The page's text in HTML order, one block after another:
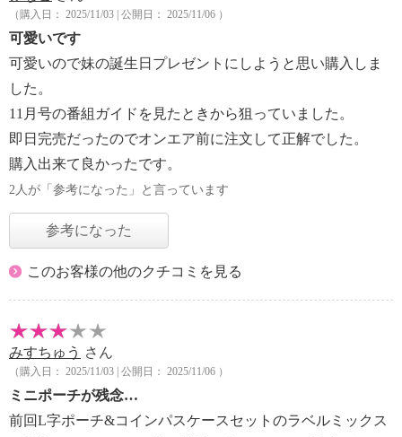
（購入日： 2025/11/03 | 公開日： 2025/11/06 ）
可愛いです
可愛いので妹の誕生日プレゼントにしようと思い購入しま
した。
11月号の番組ガイドを見たときから狙っていました。
即日完売だったのでオンエア前に注文して正解でした。
購入出来て良かったです。
2人が「参考になった」と言っています
参考になった
このお客様の他のクチコミを見る
みすちゅう さん
（購入日： 2025/11/03 | 公開日： 2025/11/06 ）
ミニポーチが残念…
前回L字ポーチ&コインパスケースセットのラベルミックス